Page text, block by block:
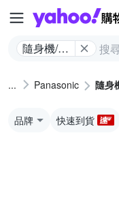
隨身機/類
Panasonic 隨身
品牌 快速到貨